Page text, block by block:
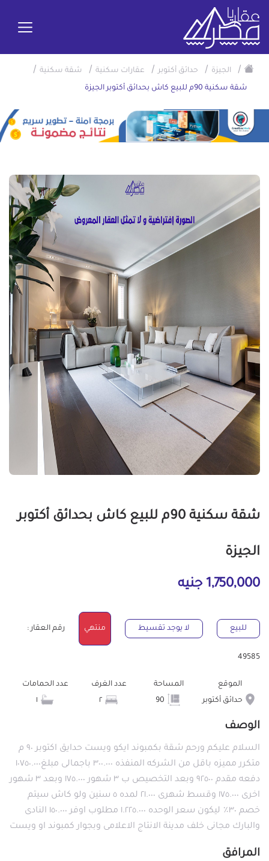
/ الجيزة / حدائق أكتوبر / عقارات سكنية / شقة سكنية /
شقة سكنية 90م للبيع كاش بحدائق أكتوبر الجيزة
شقة سكنية 90م للبيع كاش بحدائق أكتوبر
الجيزة
1,750,000 جنيه
للبيع لا يوجد تقسيط منتهي رقم العقار :
49585
الموقع
حدائق أكتوبر
المساحة
عدد الغرف
عدد الحمامات
الوصف
السلام عليكم ورحم شقة بكمبوند ايكو ويست حدايق اكتوبر ٩٠ م
متكرر مميزه باقل من الشركه المنفذه ٣٠٠.٠٠٠ باجمالى مبلغ١٠٧٥٠.٠٠٠
دفعه مقدم ٩٢٥٠٠ وبعد التخصيص ب ٣ شهور ١٧٥.٠٠٠ وبعد ٣ شهور
اخرى ١٧٥.٠٠٠ وقسط شهرى ٢١.٠٠٠ لمده ٥ سنين ولو كاش سيتم
خصم ٣٠٪؜ ليكون سعر الوحده ١.٢٢٥.٠٠٠ مطلوب اوفر ١٥٠.٠٠٠ النادى
والبارك مجانى خلف مدينة الانتاج الاعلامى وبجوار كمبوند او ويست
المرافق